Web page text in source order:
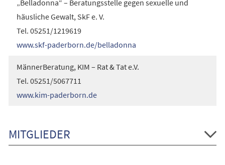
„Belladonna“ – Beratungsstelle gegen sexuelle und
häusliche Gewalt, SkF e. V.
Tel. 05251/1219619
www.skf-paderborn.de/belladonna
MännerBeratung, KIM – Rat & Tat e.V.
Tel. 05251/5067711
www.kim-paderborn.de
MITGLIEDER